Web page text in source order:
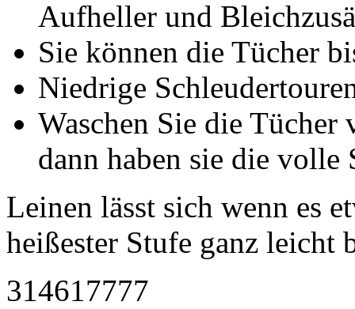
Aufheller und
Sie können die Tücher
Niedrige
Waschen Sie die
dann haben sie die volle
Leinen lässt sich wenn es
heißester Stufe ganz leicht
314617777